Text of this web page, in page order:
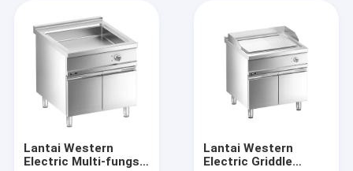
Lantai Western
Electric Multi-fungsi
Lantai Western
Electric Griddle